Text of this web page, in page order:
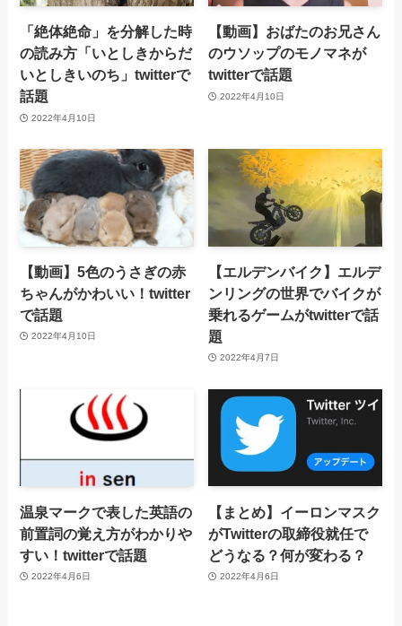
「絶体絶命」を分解した時
の読み方「いとしきからだ
いとしきいのち」twitterで
話題
2022年4月10日
【動画】おばたのお兄さん
のウソップのモノマネが
twitterで話題
2022年4月10日
【動画】5色のうさぎの赤
ちゃんがかわいい！twitter
で話題
2022年4月10日
【エルデンバイク】エルデ
ンリングの世界でバイクが
乗れるゲームがtwitterで話
題
2022年4月7日
温泉マークで表した英語の
前置詞の覚え方がわかりや
すい！twitterで話題
2022年4月6日
【まとめ】イーロンマスク
がTwitterの取締役就任で
どうなる？何が変わる？
2022年4月6日